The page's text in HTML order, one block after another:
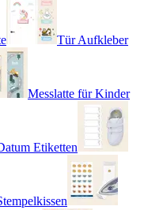
Tür Aufkleber
Messlatte für Kinder
Etiketten